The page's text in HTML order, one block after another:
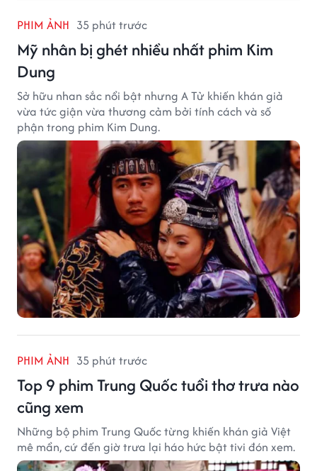
PHIM ẢNH 35 phút trước
Mỹ nhân bị ghét nhiều nhất phim Kim
Dung
Sở hữu nhan sắc nổi bật nhưng A Tử khiến khán giả
vừa tức giận vừa thương cảm bởi tính cách và số
phận trong phim Kim Dung.
PHIM ẢNH 35 phút trước
Top 9 phim Trung Quốc tuổi thơ trưa nào
cũng xem
Những bộ phim Trung Quốc từng khiến khán giả Việt
mê mẩn, cứ đến giờ trưa lại háo hức bật tivi đón xem.